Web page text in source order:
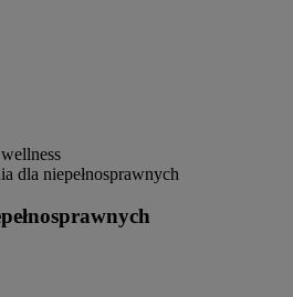
dla niepełnosprawnych